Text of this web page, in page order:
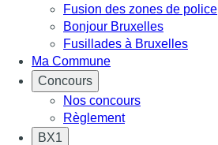
Fusion des zones de police
Bonjour Bruxelles
Fusillades à Bruxelles
Ma Commune
Concours
Nos concours
Règlement
BX1